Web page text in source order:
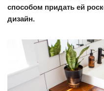
способом придать ей
дизайн.